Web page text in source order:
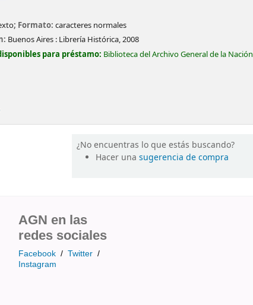
; Formato: caracteres normales
Buenos Aires : Librería Histórica,2008
para préstamo: Biblioteca del Archivo General de la Nación
¿No encuentras lo que estás buscando?
Hacer unasugerencia de compra
AGN en las
redes sociales
Facebook / Twitter /
Instagram